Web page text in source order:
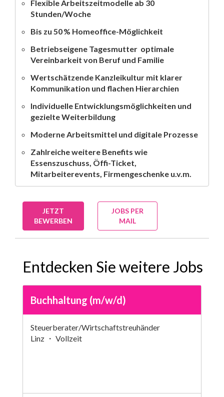
Flexible Arbeitszeitmodelle ab 30
Stunden/Woche
Bis zu 50 % Homeoffice-Möglichkeit
Betriebseigene Tagesmutter  optimale
Vereinbarkeit von Beruf und Familie
Wertschätzende Kanzleikultur mit klarer
Kommunikation und flachen Hierarchien
Individuelle Entwicklungsmöglichkeiten und
gezielte Weiterbildung
Moderne Arbeitsmittel und digitale Prozesse
Zahlreiche weitere Benefits wie
Essenszuschuss, Öffi-Ticket,
Mitarbeiterevents, Firmengeschenke u.v.m.
JETZT
BEWERBEN
JOBS PER
MAIL
Entdecken Sie weitere Jobs
Buchhaltung (m/w/d)
Steuerberater/Wirtschaftstreuhänder
Linz ・ Vollzeit